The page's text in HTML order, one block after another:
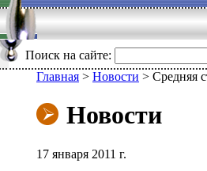
Поиск на сайте:
Главная > Новости > Средняя
Новости
17 января 2011 г.